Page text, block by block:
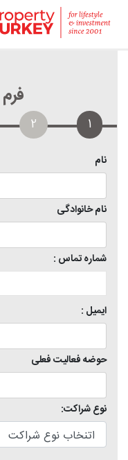
1
2
نام
نام خانوادگی
شماره تماس :
ایمیل :
حوضه فعالیت فعلی
نوع شراکت: